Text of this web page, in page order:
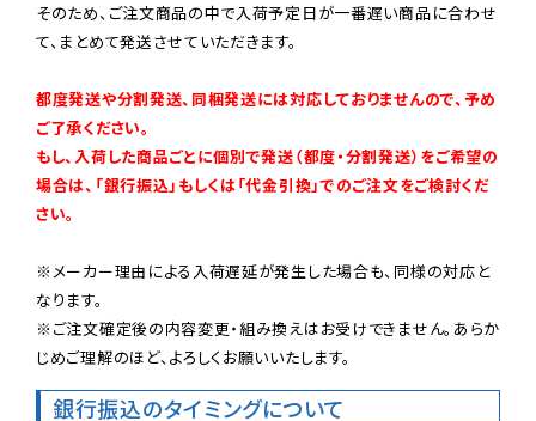
そのため、ご注文商品の中で入荷予定日が一番遅い商品に合わせ
て、まとめて発送させていただきます。
都度発送や分割発送、同梱発送には対応しておりませんので、予め
ご了承ください。
もし、入荷した商品ごとに個別で発送（都度・分割発送）をご希望の
場合は、「銀行振込」もしくは「代金引換」でのご注文をご検討くだ
さい。
※メーカー理由による入荷遅延が発生した場合も、同様の対応と
なります。
※ご注文確定後の内容変更・組み換えはお受けできません。あらか
じめご理解のほど、よろしくお願いいたします。
銀行振込のタイミングについて